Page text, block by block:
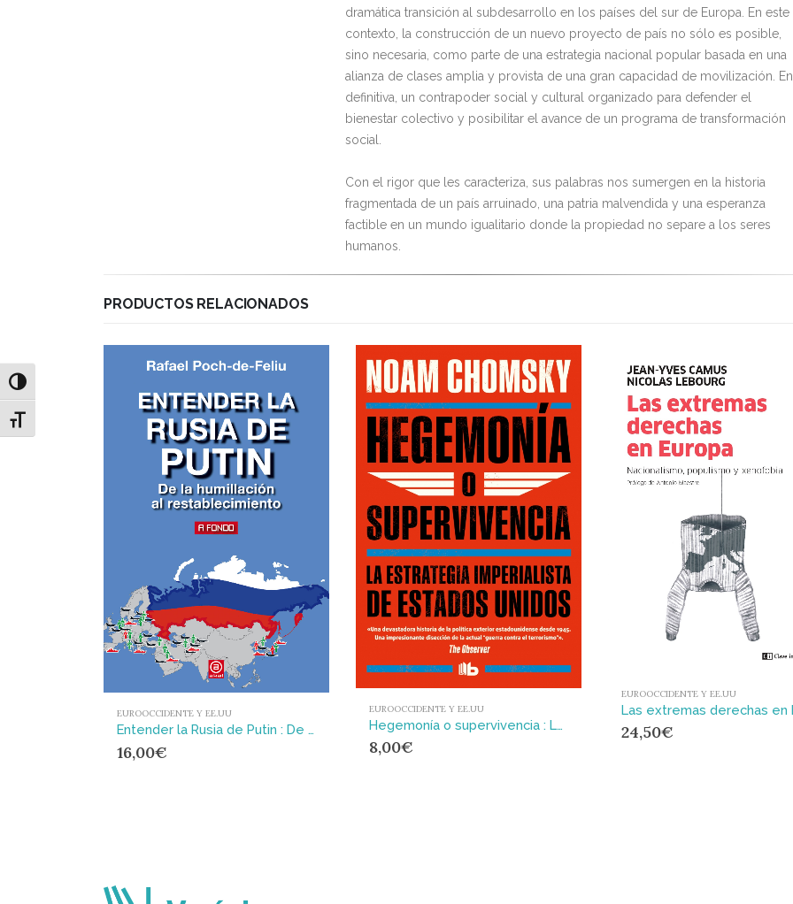
Alternar alto contraste
Alternar tamaño de letra
dramática transición al subdesarrollo en los países del sur de Europa. En este
contexto, la construcción de un nuevo proyecto de país no sólo es posible,
sino necesaria, como parte de una estrategia nacional popular basada en una
alianza de clases amplia y provista de una gran capacidad de movilización. En
definitiva, un contrapoder social y cultural organizado para defender el
bienestar colectivo y posibilitar el avance de un programa de transformación
social.
Con el rigor que les caracteriza, sus palabras nos sumergen en la historia
fragmentada de un país arruinado, una patria malvendida y una esperanza
factible en un mundo igualitario donde la propiedad no separe a los seres
humanos.
PRODUCTOS RELACIONADOS
EUROOCCIDENTE Y EE.UU
Entender la Rusia de Putin : De la humillación al restablecimiento
16,00€
EUROOCCIDENTE Y EE.UU
Hegemonía o supervivencia : La estrategia imperialista de Estados Unidos
8,00€
EUROOCCIDENTE Y EE.UU
24,50€